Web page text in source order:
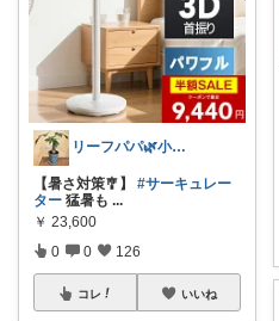
リーフパパ🌿小学2年生女の子のパパ
【暑さ対策🎐】 #サーキュレー
ター 猛暑も ...
￥ 23,600
0 0 126
コレ いいね